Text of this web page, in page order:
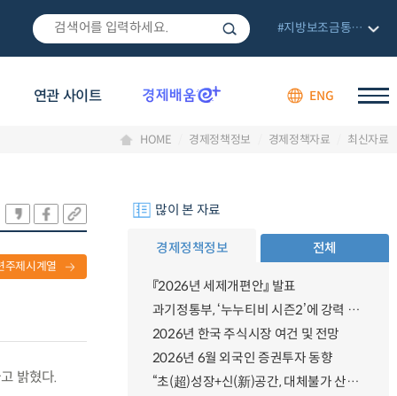
연관 사이트 ENG
#지방보조금통합관리망
HOME 경제정책정보 경제정책자료 최신자료
주제시계열
밝혔다.
많이 본 자료
경제정책정보 전체
『2026년 세제개편안』 발표
과기정통부, ‘누누티비 시즌2’에 강력 대응 의지 밝혀
2026년 한국 주식시장 여건 및 전망
2026년 6월 외국인 증권투자 동향
“초(超)성장+신(新)공간, 대체불가 산업강국”